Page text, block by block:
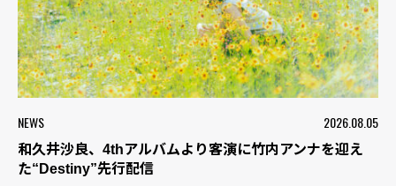
NEWS 2026.08.05
和久井沙良、4thアルバムより客演に竹内アンナを迎え
た“Destiny”先行配信